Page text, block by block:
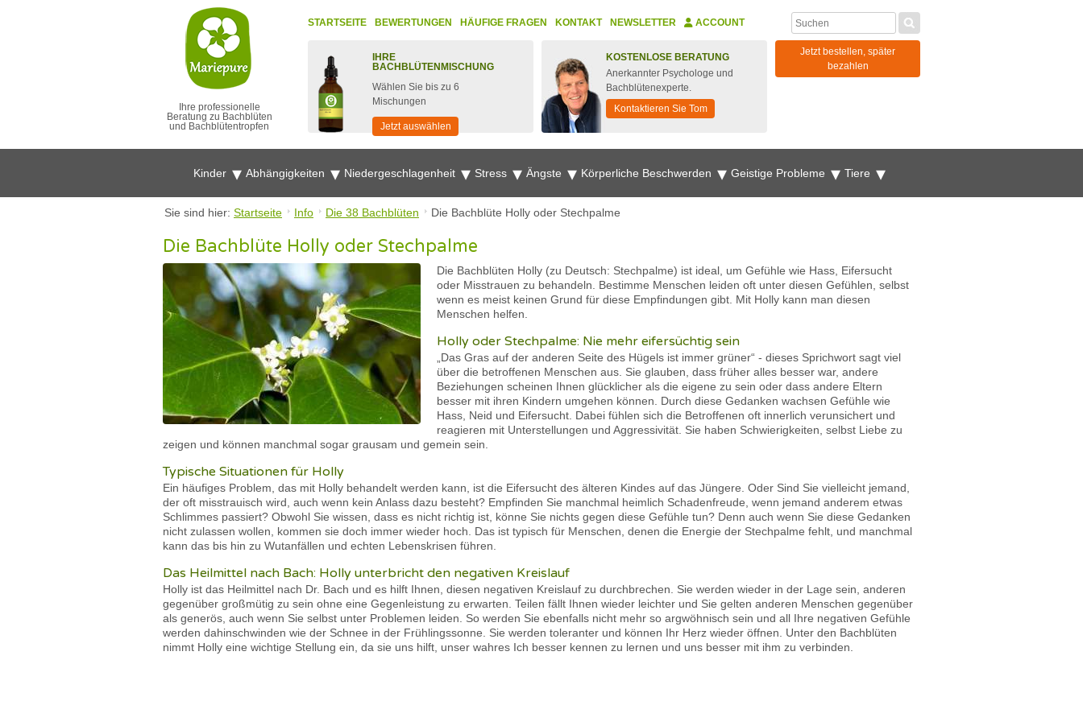
Ihre professionelle
Beratung zu Bachblüten
und Bachblütentropfen
STARTSEITE BEWERTUNGEN HÄUFIGE FRAGEN KONTAKT NEWSLETTER ACCOUNT
IHRE
BACHBLÜTENMISCHUNG
Wählen Sie bis zu 6
Mischungen
Jetzt auswählen
KOSTENLOSE BERATUNG
Anerkannter Psychologe und
Bachblütenexperte.
Kontaktieren Sie Tom
Jetzt bestellen, später
bezahlen
Kinder Abhängigkeiten Niedergeschlagenheit Stress Ängste Körperliche Beschwerden Geistige Probleme Tiere
Sie sind hier: Startseite Info Die 38 Bachblüten Die Bachblüte Holly oder Stechpalme
Die Bachblüte Holly oder Stechpalme
Die Bachblüten Holly (zu Deutsch: Stechpalme) ist ideal, um Gefühle wie Hass, Eifersucht
oder Misstrauen zu behandeln. Bestimme Menschen leiden oft unter diesen Gefühlen, selbst
wenn es meist keinen Grund für diese Empfindungen gibt. Mit Holly kann man diesen
Menschen helfen.
Holly oder Stechpalme: Nie mehr eifersüchtig sein
„Das Gras auf der anderen Seite des Hügels ist immer grüner“ - dieses Sprichwort sagt viel
über die betroffenen Menschen aus. Sie glauben, dass früher alles besser war, andere
Beziehungen scheinen Ihnen glücklicher als die eigene zu sein oder dass andere Eltern
besser mit ihren Kindern umgehen können. Durch diese Gedanken wachsen Gefühle wie
Hass, Neid und Eifersucht. Dabei fühlen sich die Betroffenen oft innerlich verunsichert und
reagieren mit Unterstellungen und Aggressivität. Sie haben Schwierigkeiten, selbst Liebe zu
zeigen und können manchmal sogar grausam und gemein sein.
Typische Situationen für Holly
Ein häufiges Problem, das mit Holly behandelt werden kann, ist die Eifersucht des älteren Kindes auf das Jüngere. Oder Sind Sie vielleicht jemand,
der oft misstrauisch wird, auch wenn kein Anlass dazu besteht? Empfinden Sie manchmal heimlich Schadenfreude, wenn jemand anderem etwas
Schlimmes passiert? Obwohl Sie wissen, dass es nicht richtig ist, könne Sie nichts gegen diese Gefühle tun? Denn auch wenn Sie diese Gedanken
nicht zulassen wollen, kommen sie doch immer wieder hoch. Das ist typisch für Menschen, denen die Energie der Stechpalme fehlt, und manchmal
kann das bis hin zu Wutanfällen und echten Lebenskrisen führen.
Das Heilmittel nach Bach: Holly unterbricht den negativen Kreislauf
Holly ist das Heilmittel nach Dr. Bach und es hilft Ihnen, diesen negativen Kreislauf zu durchbrechen. Sie werden wieder in der Lage sein, anderen
gegenüber großmütig zu sein ohne eine Gegenleistung zu erwarten. Teilen fällt Ihnen wieder leichter und Sie gelten anderen Menschen gegenüber
als generös, auch wenn Sie selbst unter Problemen leiden. So werden Sie ebenfalls nicht mehr so argwöhnisch sein und all Ihre negativen Gefühle
werden dahinschwinden wie der Schnee in der Frühlingssonne. Sie werden toleranter und können Ihr Herz wieder öffnen. Unter den Bachblüten
nimmt Holly eine wichtige Stellung ein, da sie uns hilft, unser wahres Ich besser kennen zu lernen und uns besser mit ihm zu verbinden.